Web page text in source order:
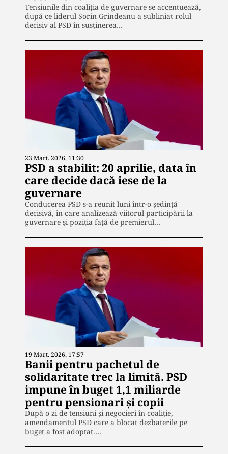
Tensiunile din coaliția de guvernare se accentuează,
după ce liderul Sorin Grindeanu a subliniat rolul
decisiv al PSD în susținerea…
23 Mart. 2026, 11:30
PSD a stabilit: 20 aprilie, data în
care decide dacă iese de la
guvernare
Conducerea PSD s-a reunit luni într-o ședință
decisivă, în care analizează viitorul participării la
guvernare și poziția față de premierul…
19 Mart. 2026, 17:57
Banii pentru pachetul de
solidaritate trec la limită. PSD
impune în buget 1,1 miliarde
pentru pensionari și copii
După o zi de tensiuni și negocieri în coaliție,
amendamentul PSD care a blocat dezbaterile pe
buget a fost adoptat.…